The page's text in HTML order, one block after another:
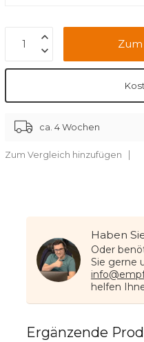
ca. 4 Wochen
Zum Vergleich hinzufügen
Haben
Oder
Sie gerne
helfen
Ergänzende